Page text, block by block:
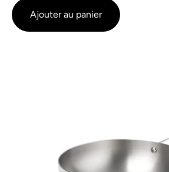
Ajouter au panier